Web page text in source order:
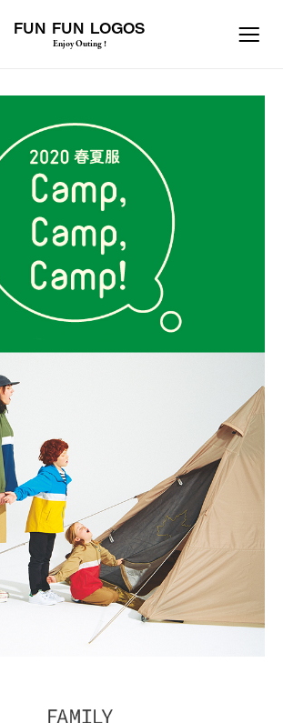
FUN FUN LOGOS
Enjoy Outing !